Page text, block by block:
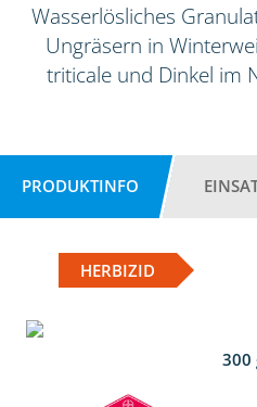
Wasserlösliches
Ungräsern in
triticale und Dinkel im
PRODUKTINFO
HERBIZID
300